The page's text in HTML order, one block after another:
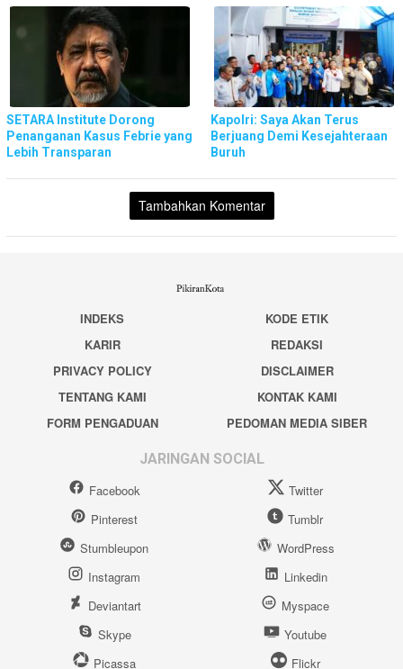
SETARA Institute Dorong
Penanganan Kasus Febrie yang
Lebih Transparan
Kapolri: Saya Akan Terus
Berjuang Demi Kesejahteraan
Buruh
Tambahkan Komentar
INDEKS
KODE ETIK
KARIR
REDAKSI
PRIVACY POLICY
DISCLAIMER
TENTANG KAMI
KONTAK KAMI
FORM PENGADUAN
PEDOMAN MEDIA SIBER
JARINGAN SOCIAL
Facebook
Twitter
Pinterest
Tumblr
Stumbleupon
WordPress
Instagram
Linkedin
Deviantart
Myspace
Skype
Youtube
Picassa
Flickr